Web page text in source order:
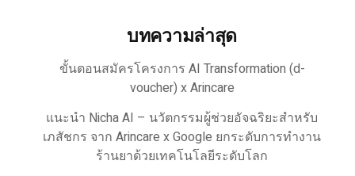
บทความล่าสุด
ขั้นตอนสมัครโครงการ AI Transformation (d-
voucher) x Arincare
แนะนำ Nicha AI – นวัตกรรมผู้ช่วยอัจฉริยะสำหรับ
เภสัชกร จาก Arincare x Google ยกระดับการทำงาน
ร้านยาด้วยเทคโนโลยีระดับโลก